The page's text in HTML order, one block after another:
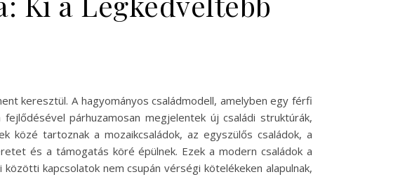
keresztül. A hagyományos családmodell, amelyben egy férfi
párhuzamosan megjelentek új családi struktúrák,
közé tartoznak a mozaikcsaládok, az egyszülős családok, a
és a támogatás köré épülnek. Ezek a modern családok a
kapcsolatok nem csupán vérségi kötelékeken alapulnak,